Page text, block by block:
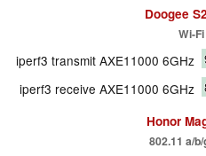
Doogee
Wi-
iperf3 transmit AXE11000 6GHz
iperf3 receive AXE11000 6GHz
Honor
802.11 a/